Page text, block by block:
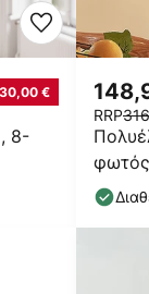
8-
€
RRP